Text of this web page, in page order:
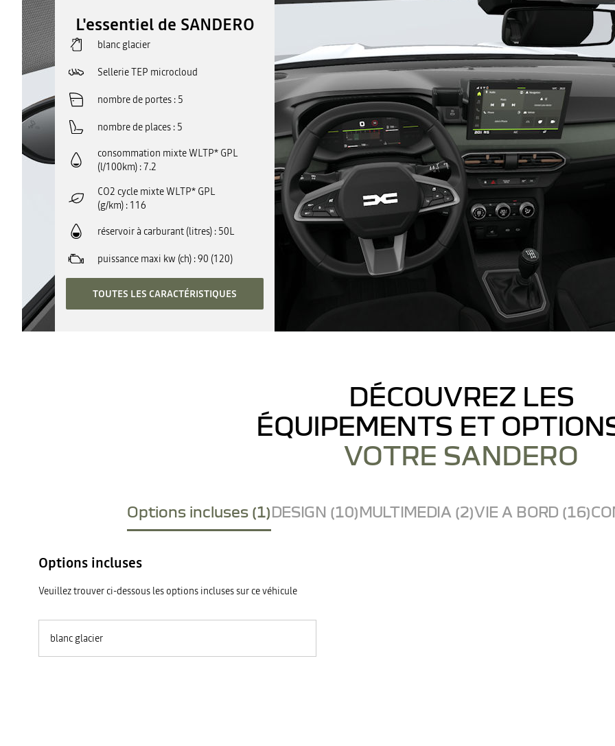
L'essentiel de SANDERO
blanc glacier
Sellerie TEP microcloud
nombre de portes 5
nombre de places 5
consommation mixte WLTP* GPL
(l/100km) 7.2
CO2 cycle mixte WLTP* GPL
(g/km) 116
réservoir à carburant (litres) 50L
puissance maxi kw (ch) 90 (120)
TOUTES LES CARACTÉRISTIQUES
DÉCOUVREZ LES
ÉQUIPEMENTS ET
VOTRE SANDERO
Options incluses (1)DESIGN (10)MULTIMEDIA (2)VIE A BORD (16)
Options incluses
Veuillez trouver ci-dessous les options incluses sur ce véhicule
blanc glacier